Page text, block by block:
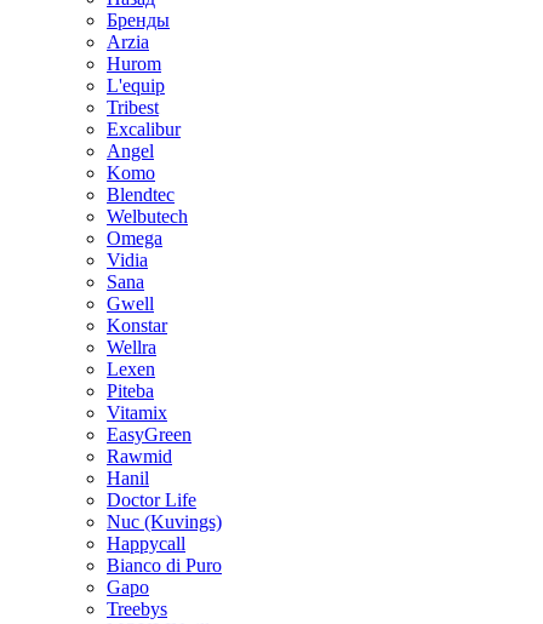
Бренды
Arzia
Hurom
L'equip
Tribest
Excalibur
Angel
Komo
Blendtec
Welbutech
Omega
Vidia
Sana
Gwell
Konstar
Wellra
Lexen
Piteba
Vitamix
EasyGreen
Rawmid
Hanil
Doctor Life
Nuc (Kuvings)
Happycall
Bianco di Puro
Gapo
Treebys